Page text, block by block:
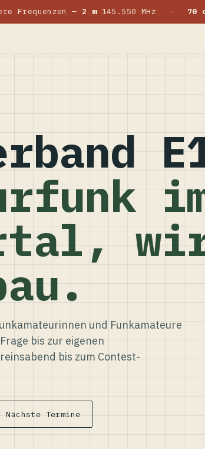
Frequenzen — 2 m145.550 MHz · 70
und Funkamateure
bis zur eigenen
bis zum Contest-
Nächste Termine